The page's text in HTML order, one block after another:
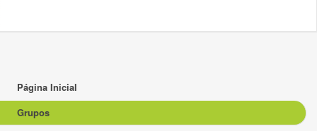
Página Inicial
Grupos